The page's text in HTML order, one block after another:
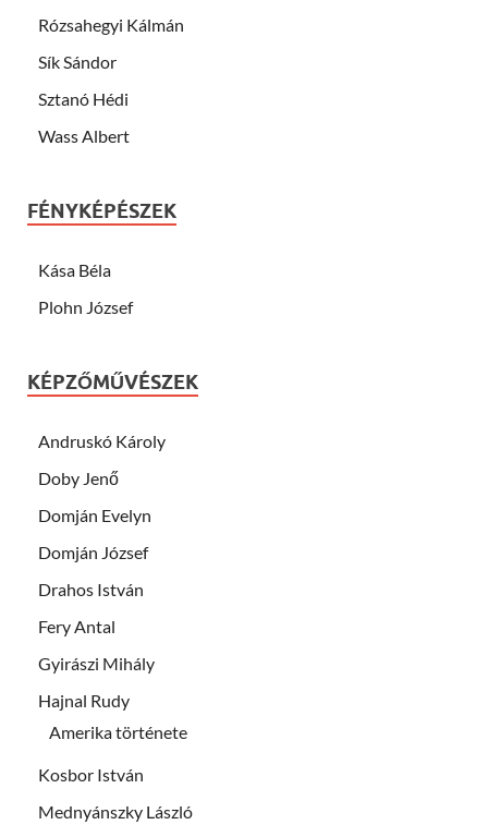
Rózsahegyi Kálmán
Sík Sándor
Sztanó Hédi
Wass Albert
FÉNYKÉPÉSZEK
Kása Béla
Plohn József
KÉPZŐMŰVÉSZEK
Andruskó Károly
Doby Jenő
Domján Evelyn
Domján József
Drahos István
Fery Antal
Gyirászi Mihály
Hajnal Rudy
Amerika története
Kosbor István
Mednyánszky László